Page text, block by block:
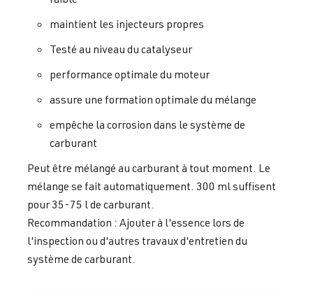
maintient les injecteurs propres
Testé au niveau du catalyseur
performance optimale du moteur
assure une formation optimale du mélange
empêche la corrosion dans le système de
carburant
Peut être mélangé au carburant à tout moment. Le
mélange se fait automatiquement. 300 ml suffisent
pour 35-75 l de carburant.
Recommandation : Ajouter à l'essence lors de
l'inspection ou d'autres travaux d'entretien du
système de carburant.